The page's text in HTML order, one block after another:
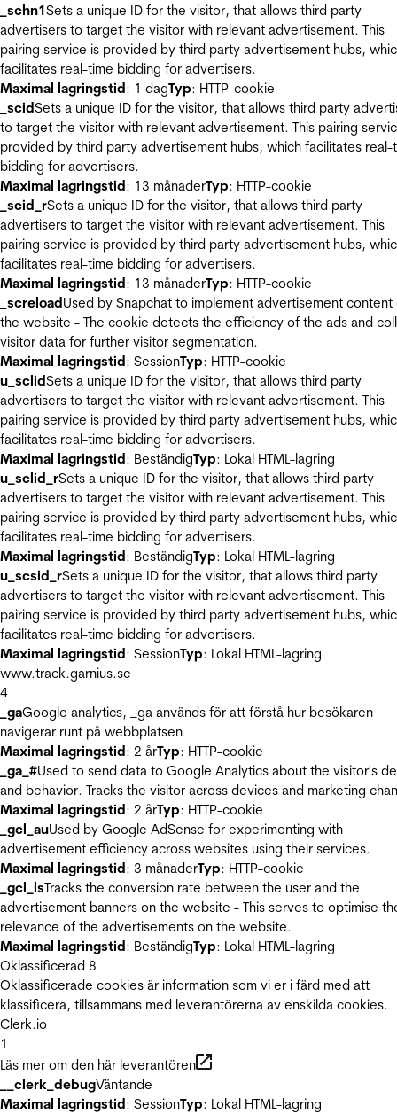
_schn1Sets a unique ID for the visitor, that allows third party
advertisers to target the visitor with relevant advertisement. This
pairing service is provided by third party advertisement hubs,
facilitates real-time bidding for advertisers.
Maximal lagringstid: 1 dagTyp: HTTP-cookie
_scidSets a unique ID for the visitor, that allows third party
to target the visitor with relevant advertisement. This pairing
provided by third party advertisement hubs, which facilitates real-
bidding for advertisers.
Maximal lagringstid: 13 månaderTyp: HTTP-cookie
_scid_rSets a unique ID for the visitor, that allows third party
advertisers to target the visitor with relevant advertisement. This
pairing service is provided by third party advertisement hubs,
facilitates real-time bidding for advertisers.
Maximal lagringstid: 13 månaderTyp: HTTP-cookie
_screloadUsed by Snapchat to implement advertisement content
the website - The cookie detects the efficiency of the ads and
visitor data for further visitor segmentation.
Maximal lagringstid: SessionTyp: HTTP-cookie
u_sclidSets a unique ID for the visitor, that allows third party
advertisers to target the visitor with relevant advertisement. This
pairing service is provided by third party advertisement hubs,
facilitates real-time bidding for advertisers.
Maximal lagringstid: BeständigTyp: Lokal HTML-lagring
u_sclid_rSets a unique ID for the visitor, that allows third party
advertisers to target the visitor with relevant advertisement. This
pairing service is provided by third party advertisement hubs,
facilitates real-time bidding for advertisers.
Maximal lagringstid: BeständigTyp: Lokal HTML-lagring
u_scsid_rSets a unique ID for the visitor, that allows third party
advertisers to target the visitor with relevant advertisement. This
pairing service is provided by third party advertisement hubs,
facilitates real-time bidding for advertisers.
Maximal lagringstid: SessionTyp: Lokal HTML-lagring
www.track.garnius.se
4
_gaGoogle analytics, _ga används för att förstå hur besökaren
navigerar runt på webbplatsen
Maximal lagringstid: 2 årTyp: HTTP-cookie
_ga_#Used to send data to Google Analytics about the visitor's
and behavior. Tracks the visitor across devices and marketing
Maximal lagringstid: 2 årTyp: HTTP-cookie
_gcl_auUsed by Google AdSense for experimenting with
advertisement efficiency across websites using their services.
Maximal lagringstid: 3 månaderTyp: HTTP-cookie
_gcl_lsTracks the conversion rate between the user and the
advertisement banners on the website - This serves to optimise
relevance of the advertisements on the website.
Maximal lagringstid: BeständigTyp: Lokal HTML-lagring
Oklassificerad 8
Oklassificerade cookies är information som vi er i färd med att
klassificera, tillsammans med leverantörerna av enskilda cookies.
Clerk.io
1
Läs mer om den här leverantören
__clerk_debugVäntande
Maximal lagringstid: SessionTyp: Lokal HTML-lagring